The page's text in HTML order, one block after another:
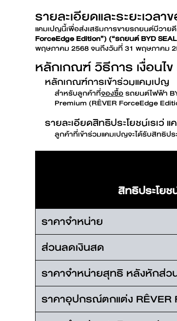
EV savings
EV savings
รายละเอียดและระยะเวลา
แคมเปญนี้เพื่อส่งเสริมการขายรถยนต์บีวาย
ForceEdge Edition”) (“รถยนต์ BYD
พฤษภาคม 2568 จนถึงวันที่ 31 พฤษภาคม
หลักเกณฑ์ วิธีการ เงื่อนไ
หลักเกณฑ์การเข้าร่วมแคมเปญ
สำหรับลูกค้าที่จองซื้อรถยนต์ไฟฟ้า
Premium (RÊVER ForceEdge
รายละเอียดสิทธิประโยชน์เรเว่
ลูกค้าที่เข้าร่วมแคมเปญจะได้รับสิทธิป
สิทธิประโยช
ราคาจำหน่าย
ส่วนลดเงินสด
ราคาจำหน่ายสุทธิ หลังหักส่ว
ราคาอุปกรณ์ตกแต่ง RÊVER